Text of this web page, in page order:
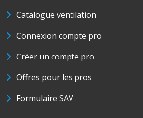
Catalogue ventilation
Connexion compte pro
Créer un compte pro
Offres pour les pros
Formulaire SAV